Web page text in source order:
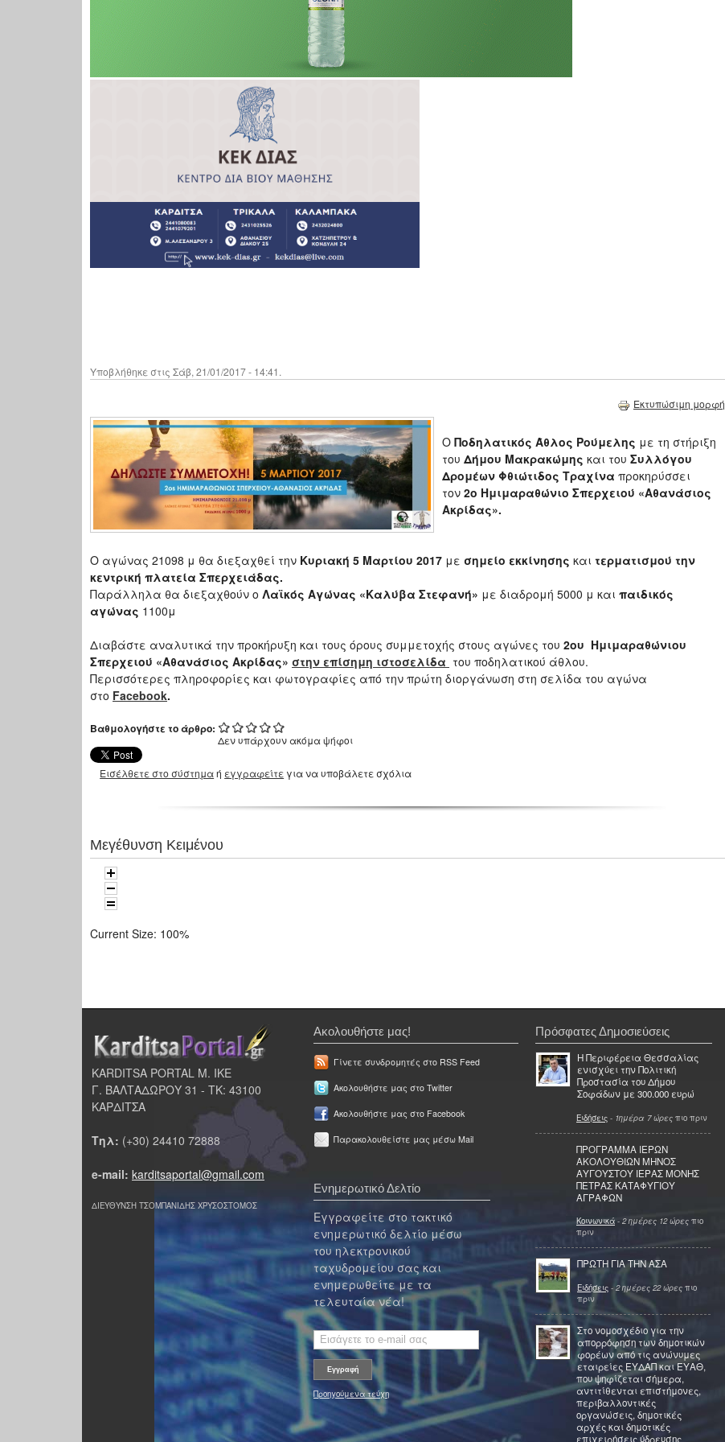
Υποβλήθηκε στις Σάβ, 21/01/2017 - 14:41.
Εκτυπώσιμη μορφή
Ο Ποδηλατικός Άθλος Ρούμελης με τη στήριξη
του Δήμου Μακρακώμης και του Συλλόγου
Δρομέων Φθιώτιδος Τραχίνα προκηρύσσει
τον 2ο Ημιμαραθώνιο Σπερχειού «Αθανάσιος
Ακρίδας».
Ο αγώνας 21098 μ θα διεξαχθεί την Κυριακή 5 Μαρτίου 2017 με σημείο εκκίνησης και τερματισμού την
κεντρική πλατεία Σπερχειάδας.
Παράλληλα θα διεξαχθούν ο Λαϊκός Αγώνας «Καλύβα Στεφανή» με διαδρομή 5000 μ και παιδικός
αγώνας 1100μ
Διαβάστε αναλυτικά την προκήρυξη και τους όρους συμμετοχής στους αγώνες του 2ου Ημιμαραθώνιου
Σπερχειού «Αθανάσιος Ακρίδας» στην επίσημη ιστοσελίδα του ποδηλατικού άθλου.
Περισσότερες πληροφορίες και φωτογραφίες από την πρώτη διοργάνωση στη σελίδα του αγώνα
στο Facebook.
Βαθμολογήστε το άρθρο:
Δεν υπάρχουν ακόμα ψήφοι
Εισέλθετε στο σύστημαή εγγραφείτε για να υποβάλετε σχόλια
Μεγέθυνση Κειμένου
Current Size: 100%
KARDITSA PORTAL Μ. ΙΚΕ
Γ. ΒΑΛΤΑΔΩΡΟΥ 31 - ΤΚ: 43100
ΚΑΡΔΙΤΣΑ
Τηλ: (+30) 24410 72888
e-mail: karditsaportal@gmail.com
ΔΙΕΥΘΥΝΣΗ ΤΣΟΜΠΑΝΙΔΗΣ ΧΡΥΣΟΣΤΟΜΟΣ
Ακολουθήστε μας!
Γίνετε συνδρομητές στο RSS Feed
Ακολουθήστε μας στο Twitter
Ακολουθήστε μας στο Facebook
Παρακολουθείστε μας μέσω Mail
Ενημερωτικό Δελτίο
Εγγραφείτε στο τακτικό
ενημερωτικό δελτίο μέσω
του ηλεκτρονικού
ταχυδρομείου σας και
ενημερωθείτε με τα
τελευταία νέα!
Προηγούμενα τεύχη
Πρόσφατες Δημοσιεύσεις
Η Περιφέρεια Θεσσαλίας
ενισχύει την Πολιτική
Προστασία του Δήμου
Σοφάδων με 300.000 ευρώ
Ειδήσεις - 1ημέρα 7 ώρες πιο πριν
ΠΡΟΓΡΑΜΜΑ ΙΕΡΩΝ
ΑΚΟΛΟΥΘΙΩΝ ΜΗΝΟΣ
ΑΥΓΟΥΣΤΟΥ ΙΕΡΑΣ ΜΟΝΗΣ
ΠΕΤΡΑΣ ΚΑΤΑΦΥΓΙΟΥ
ΑΓΡΑΦΩΝ
Κοινωνικά - 2 ημέρες 12 ώρες πιο
πριν
ΠΡΩΤΗ ΓΙΑ ΤΗΝ ΑΣΑ
Ειδήσεις - 2 ημέρες 22 ώρες πιο
πριν
Στο νομοσχέδιο για την
απορρόφηση των δημοτικών
φορέων από τις ανώνυμες
εταιρείες ΕΥΔΑΠ και ΕΥΑΘ,
που ψηφίζεται σήμερα,
αντιτίθενται επιστήμονες,
περιβαλλοντικές
οργανώσεις, δημοτικές
αρχές και δημοτικές
επιχειρήσεις ύδρευσης